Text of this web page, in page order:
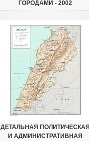
ГОРОДАМИ - 2002
ДЕТАЛЬНАЯ ПОЛИТИЧЕСКАЯ
И АДМИНИСТРАТИВНАЯ